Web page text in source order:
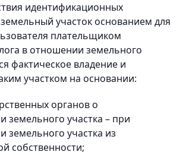
идентификационных
участок основанием для
плательщиком
в отношении земельного
фактическое владение и
участком на основании:
органов о
земельного участка – при
земельного участка из
собственности;